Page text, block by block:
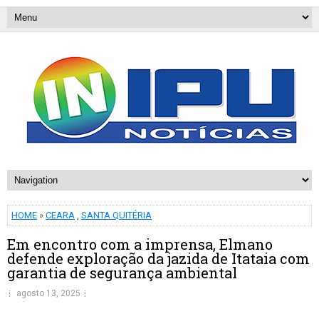
HOME » CEARA , SANTA QUITÉRIA
Em encontro com a imprensa, Elmano
defende exploração da jazida de Itataia com
garantia de segurança ambiental
agosto 13, 2025